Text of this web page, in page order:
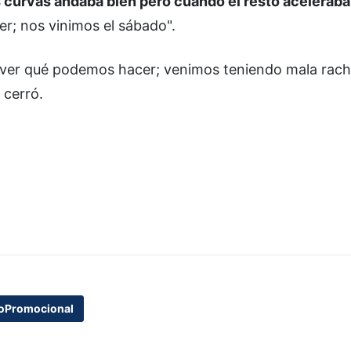
nos vinimos el sábado".
qué podemos hacer; venimos teniendo mala
cerró.